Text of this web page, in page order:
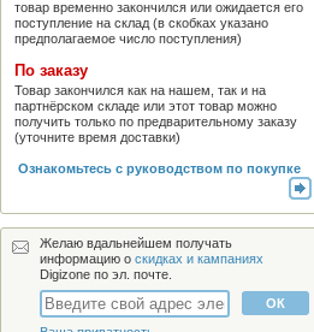
товар временно закончился или ожидается его
поступление на склад (в скобках указано
предполагаемое число поступления)
По заказу
Товар закончился как на нашем, так и на
партнёрском складе или этот товар можно
получить только по предварительному заказу
(уточните время доставки)
Ознакомьтесь с руководством по покупке
Желаю вдальнейшем получать
информацию о скидках и кампаниях
Digizone по эл. почте.